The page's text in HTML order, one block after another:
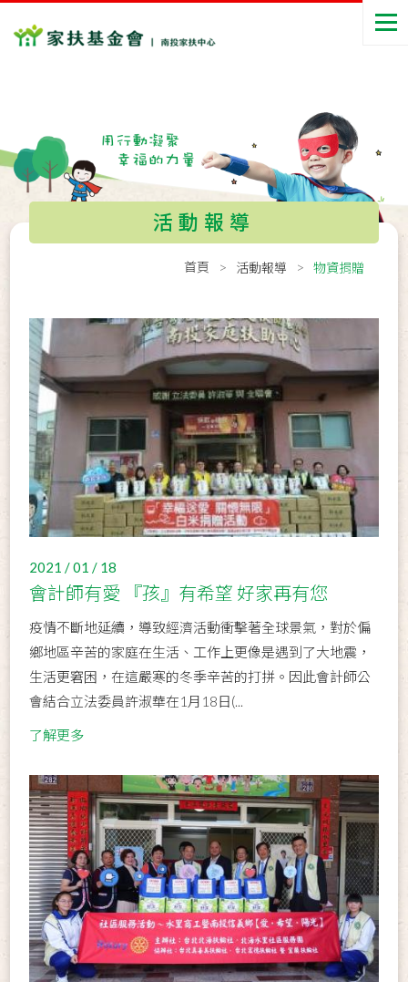
活動報導
首頁 活動報導 物資捐贈
2021 / 01 / 18
會計師有愛 『孩』有希望 好家再有您
疫情不斷地延續，導致經濟活動衝擊著全球景氣，對於偏
鄉地區辛苦的家庭在生活、工作上更像是遇到了大地震，
生活更窘困，在這嚴寒的冬季辛苦的打拼。因此會計師公
會結合立法委員許淑華在1月18日(...
了解更多